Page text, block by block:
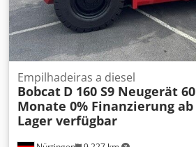
Empilhadeiras a diesel
Bobcat D 160 S9 Neugerät 60
Monate 0% Finanzierung ab
Lager verfügbar